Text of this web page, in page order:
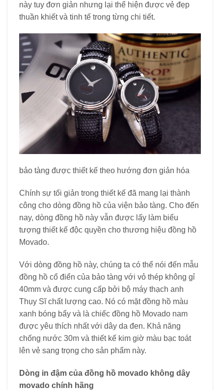
này tuy đơn giản nhưng lại thể hiện được vẻ đẹp
thuần khiết và tinh tế trong từng chi tiết.
bảo tàng được thiết kế theo hướng đơn giản hóa
Chính sự tối giản trong thiết kế đã mang lại thành
công cho dòng đồng hồ của viện bảo tàng. Cho đến
nay, dòng đồng hồ này vẫn được lấy làm biểu
tượng thiết kế độc quyền cho thương hiệu đồng hồ
Movado.
Với dòng đồng hồ này, chúng ta có thể nói đến mẫu
đồng hồ cổ điển của bảo tàng với vỏ thép không gỉ
40mm và được cung cấp bởi bộ máy thạch anh
Thụy Sĩ chất lượng cao. Nó có mặt đồng hồ màu
xanh bóng bẩy và là chiếc đồng hồ Movado nam
được yêu thích nhất với dây da đen. Khả năng
chống nước 30m và thiết kế kim giờ màu bạc toát
lên vẻ sang trọng cho sản phẩm này.
Dòng in đậm của đồng hồ movado không dây
movado chính hãng